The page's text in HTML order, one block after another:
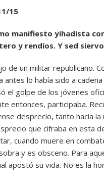
15
manifiesto yihadista
y rendíos. Y sed
de un militar republicano.
antes lo había sido a
el golpe de los jóvenes
entonces, participaba.
desprecio, tanto hacia la
que cifraba en esta
cuando muere en
y es obsceno. Para
apostó su vida. No es la